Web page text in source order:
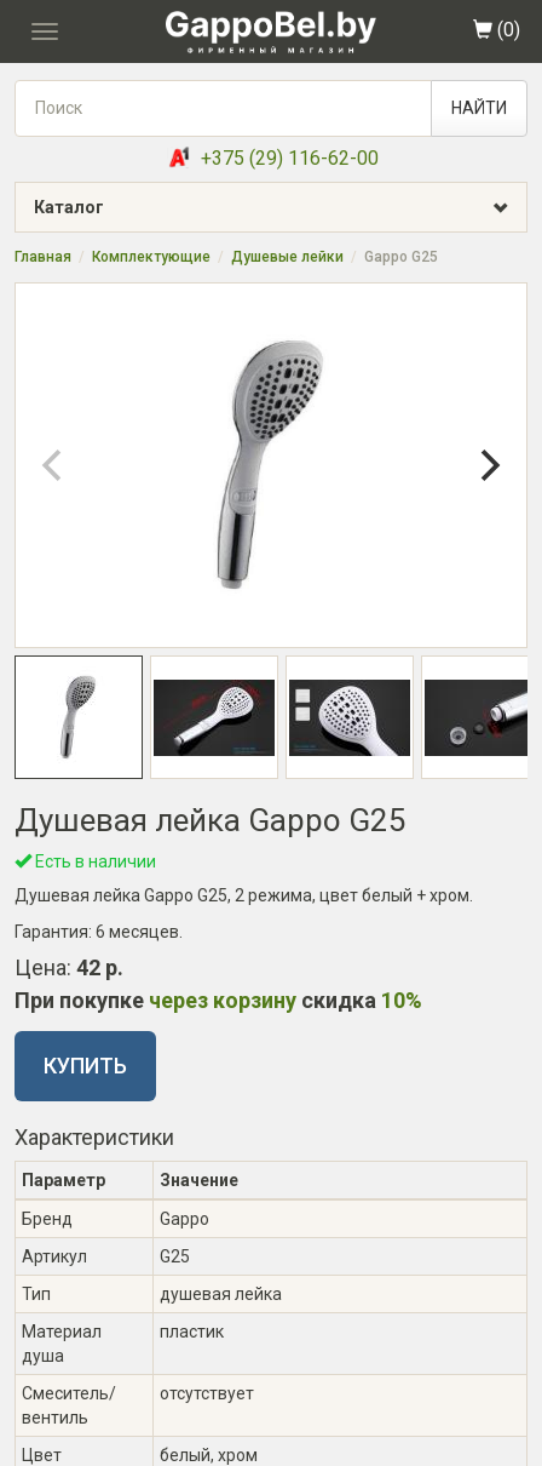
Toggle
(0)
НАЙТИ
+375 (29) 116-62-00
Каталог
Главная Комплектующие Душевые лейки Gappo G25
Душевая лейка Gappo G25
Есть в наличии
Душевая лейка Gappo G25, 2 режима, цвет белый + хром.
Гарантия: 6 месяцев
Цена: 42 р.
При покупке через корзину скидка 10%
КУПИТЬ
Характеристики
Параметр
Значение
Бренд
Gappo
Артикул
G25
Тип
душевая лейка
Материал
душа
пластик
Смеситель/
вентиль
отсутствует
Цвет
белый, хром